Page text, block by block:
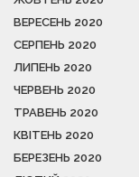
ВЕРЕСЕНЬ 2020
СЕРПЕНЬ 2020
ЛИПЕНЬ 2020
ЧЕРВЕНЬ 2020
ТРАВЕНЬ 2020
КВІТЕНЬ 2020
БЕРЕЗЕНЬ 2020